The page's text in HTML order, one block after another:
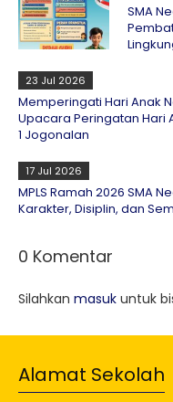
SMA
23 Jul 2026
Memperingati Hari Anak
Upacara Peringatan Hari
1 Jogonalan
17 Jul 2026
MPLS Ramah 2026 SMA
Karakter, Disiplin, dan
0 Komentar
Silahkan masuk untuk
Alamat Sekolah